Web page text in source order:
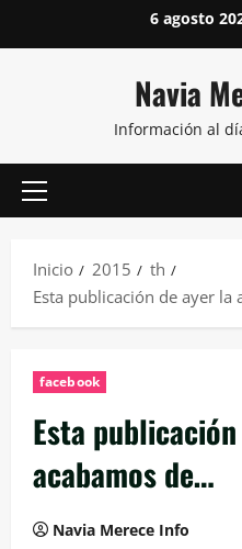
al
6 agosto
Navia
Información al
Menú
Inicio 2015
th
Esta publicación de ayer la
facebook
Esta
acabamos de…
Navia Merece Info